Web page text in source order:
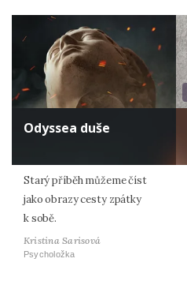
Odyssea duše
Starý příběh můžeme číst
jako obrazy cesty zpátky
k sobě.
Kristina Sarisová
Psycholožka